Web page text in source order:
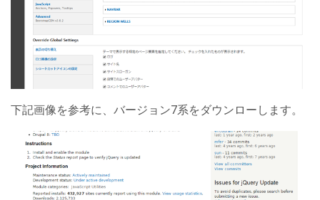
下記画像を参考に、バージョン7系をダウンローします。